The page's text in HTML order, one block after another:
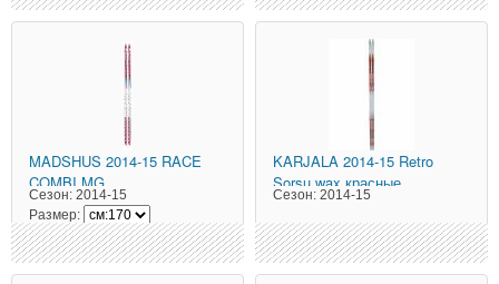
MADSHUS 2014-15 RACE
COMBI MG
Сезон: 2014-15
Размер:
KARJALA 2014-15 Retro
Sorsu wax красные
Сезон: 2014-15